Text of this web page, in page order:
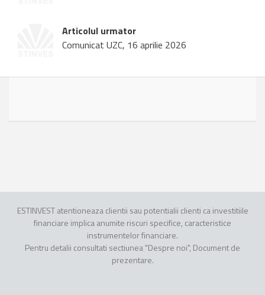
Articolul urmator
Comunicat UZC, 16 aprilie 2026
ESTINVEST atentioneaza clientii sau potentialii clienti ca investitiile
financiare implica anumite riscuri specifice, caracteristice
instrumentelor financiare.
Pentru detalii consultati sectiunea "Despre noi", Document de
prezentare.